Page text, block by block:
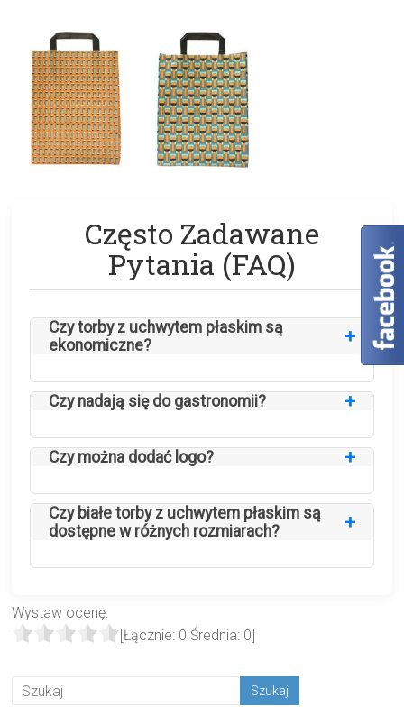
Często Zadawane
Pytania (FAQ)
Czy torby z uchwytem płaskim są
ekonomiczne?
Tak, to niedrogie, a jednocześnie estetyczne
Czy nadają się do gastronomii?
Tak, są chętnie wybierane przez cukiernie i
Czy można dodać logo?
Tak, na powierzchni torby można umieścić
nadruk reklamowy.
Czy białe torby z uchwytem płaskim są
dostępne w różnych rozmiarach?
małych torebek na wypieki po duże torby
cateringowe, dostosowane do potrzeb branży
Wystaw ocenę:
[Łącznie: 0 Średnia: 0]